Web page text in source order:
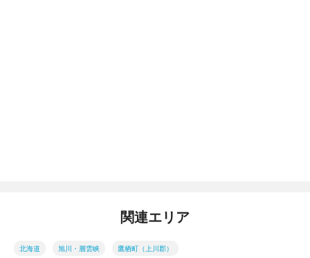
関連エリア
北海道 旭川・層雲峡 鷹栖町（上川郡）